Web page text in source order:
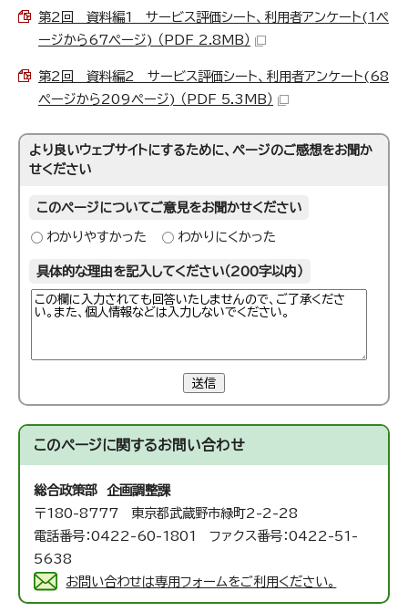
第2回 資料編1 サービス評価シート、利用者アンケート(1ペ
ージから67ページ) （PDF 2.8MB）
第2回 資料編2 サービス評価シート、利用者アンケート(68
ページから209ページ) （PDF 5.3MB）
より良いウェブサイトにするために、ページのご感想をお聞か
せください
このページについてご意見をお聞かせください
わかりやすかった わかりにくかった
具体的な理由を記入してください（200字以内）
送信
このページに関するお問い合わせ
総合政策部 企画調整課
〒180-8777 東京都武蔵野市緑町2-2-28
電話番号：0422-60-1801 ファクス番号：0422-51-
5638
お問い合わせは専用フォームをご利用ください。